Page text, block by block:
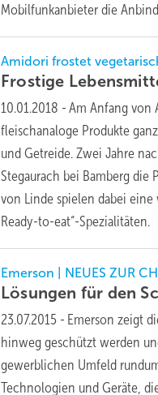
Mobilfunkanbieter die
Amidori frostet
Frostige
10.01.2018 - Am Anfang von
fleischanaloge Produkte
und Getreide. Zwei Jahre
Stegaurach bei Bamberg
von Linde spielen dabei
Ready-to-eat“-Spezialitäten.
Emerson | NEUES ZUR
Lösungen für den
23.07.2015 - Emerson zeigt
hinweg geschützt werden
gewerblichen Umfeld
Technologien und Geräte,